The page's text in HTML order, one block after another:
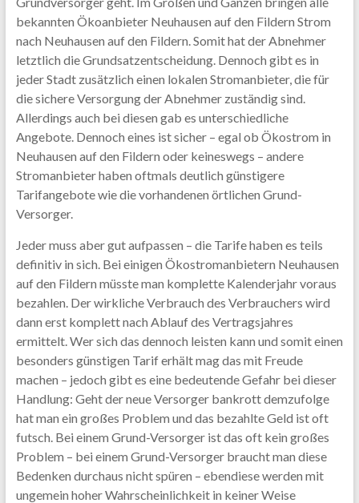
bekannten Ökoanbieter Neuhausen auf den Fildern Strom
nach Neuhausen auf den Fildern. Somit hat der Abnehmer
letztlich die Grundsatzentscheidung. Dennoch gibt es in
jeder Stadt zusätzlich einen lokalen Stromanbieter, die für
die sichere Versorgung der Abnehmer zuständig sind.
Allerdings auch bei diesen gab es unterschiedliche
Angebote. Dennoch eines ist sicher – egal ob Ökostrom in
Neuhausen auf den Fildern oder keineswegs – andere
Stromanbieter haben oftmals deutlich günstigere
Tarifangebote wie die vorhandenen örtlichen Grund-
Versorger.
Jeder muss aber gut aufpassen – die Tarife haben es teils
definitiv in sich. Bei einigen Ökostromanbietern Neuhausen
auf den Fildern müsste man komplette Kalenderjahr voraus
bezahlen. Der wirkliche Verbrauch des Verbrauchers wird
dann erst komplett nach Ablauf des Vertragsjahres
ermittelt. Wer sich das dennoch leisten kann und somit einen
besonders günstigen Tarif erhält mag das mit Freude
machen – jedoch gibt es eine bedeutende Gefahr bei dieser
Handlung: Geht der neue Versorger bankrott demzufolge
hat man ein großes Problem und das bezahlte Geld ist oft
futsch. Bei einem Grund-Versorger ist das oft kein großes
Problem – bei einem Grund-Versorger braucht man diese
Bedenken durchaus nicht spüren – ebendiese werden mit
ungemein hoher Wahrscheinlichkeit in keiner Weise